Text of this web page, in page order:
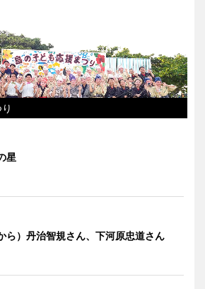
星
ら）丹治智規さん、下河原忠道さん